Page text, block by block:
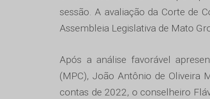
sessão. A avaliação da Corte de
Assembleia Legislativa de Mato
Após a análise favorável
(MPC), João Antônio de Oliveira
contas de 2022, o conselheiro